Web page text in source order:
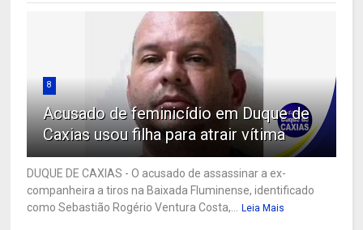
8
Acusado de feminicídio em Duque de
Caxias usou filha para atrair vítima
DUQUE DE CAXIAS - O acusado de assassinar a ex-
companheira a tiros na Baixada Fluminense, identificado
como Sebastião Rogério Ventura Costa,...
Leia Mais